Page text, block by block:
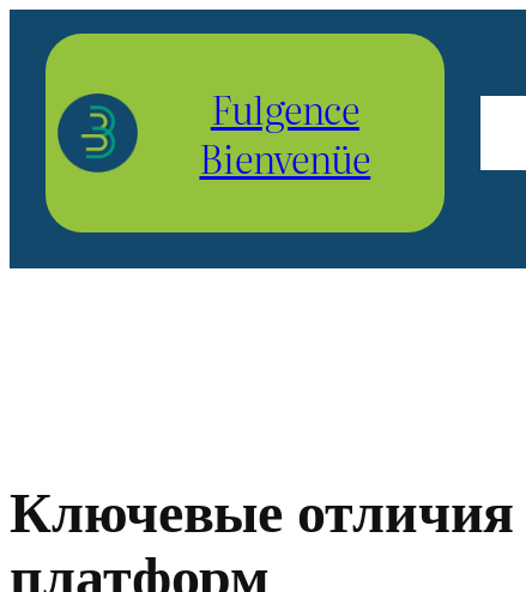
Aller
contenu
Fulgence
Bienvenüe
Ключевые
платформ